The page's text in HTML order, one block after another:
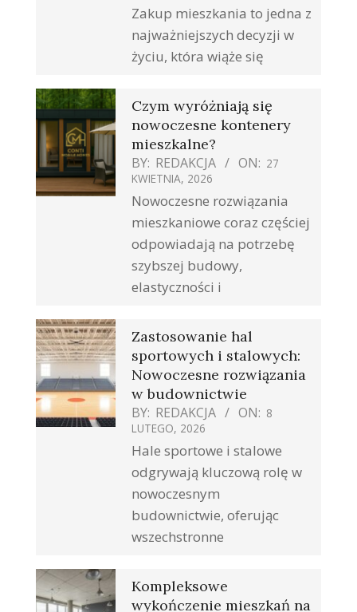
Zakup mieszkania to jedna z
najważniejszych decyzji w
życiu, która wiąże się
Czym wyróżniają się
nowoczesne kontenery
mieszkalne?
BY: REDAKCJA ON: 27
KWIETNIA, 2026
Nowoczesne rozwiązania
mieszkaniowe coraz częściej
odpowiadają na potrzebę
szybszej budowy,
elastyczności i
Zastosowanie hal
sportowych i stalowych:
Nowoczesne rozwiązania
w budownictwie
BY: REDAKCJA ON: 8
LUTEGO, 2026
Hale sportowe i stalowe
odgrywają kluczową rolę w
nowoczesnym
budownictwie, oferując
wszechstronne
Kompleksowe
wykończenie mieszkań na